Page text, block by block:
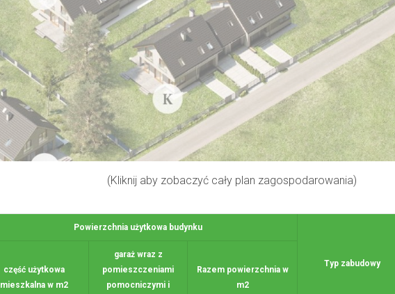
(Kliknij aby zobaczyć cały plan zagospodarowania)
Powierzchnia użytkowa budynku
Typ zabudowy
część użytkowa
mieszkalna w m2
garaż wraz z
pomieszczeniami
pomocniczymi i
Razem powierzchnia w
m2